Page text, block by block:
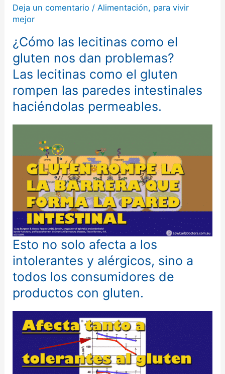
Deja un comentario /Alimentación, para vivir
mejor
¿Cómo las lecitinas como el
gluten nos dan problemas?
Las lecitinas como el gluten
rompen las paredes intestinales
haciéndolas permeables.
Esto no solo afecta a los
intolerantes y alérgicos, sino a
todos los consumidores de
productos con gluten.